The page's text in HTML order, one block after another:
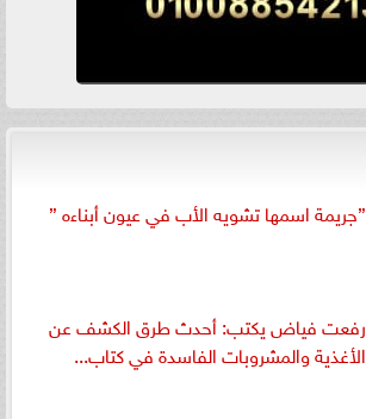
”جريمة اسمها تشويه الأب في عيون أبناءه ”
رفعت فياض يكتب: أحدث طرق الكشف عن
الأغذية والمشروبات الفاسدة في كتاب...